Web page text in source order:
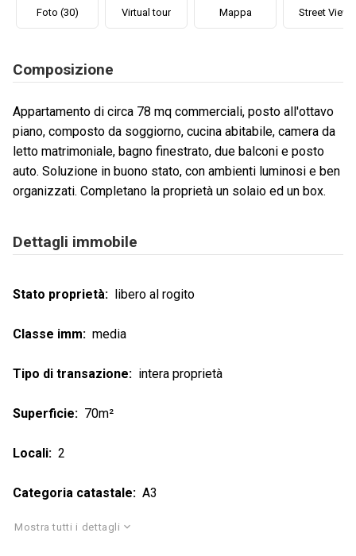
Foto (30) Virtual tour Mappa Street View
Composizione
Appartamento di circa 78 mq commerciali, posto all'ottavo
piano, composto da soggiorno, cucina abitabile, camera da
letto matrimoniale, bagno finestrato, due balconi e posto
auto. Soluzione in buono stato, con ambienti luminosi e ben
organizzati. Completano la proprietà un solaio ed un box.
Dettagli immobile
Stato proprietà libero al rogito
Classe imm media
Tipo di transazione intera proprietà
Superficie 70m²
Locali 2
Categoria catastale A3
Mostra tutti i dettagli